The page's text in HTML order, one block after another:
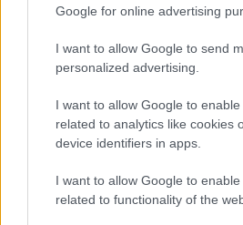
Google for online advertising
I want to allow Google to send
personalized advertising.
I want to allow Google to
related to analytics like cookies
device identifiers in apps.
I want to allow Google to
related to functionality of the
Continua a leggere